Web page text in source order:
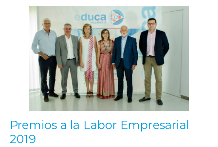
Premios a la Labor Empresarial
2019